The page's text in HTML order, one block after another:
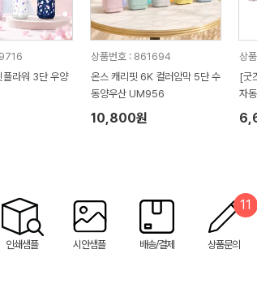
라워 3단 우양
상품번호 : 861694
온스 캐리핏 6K 컬러암막 5단 수
동양우산 UM956
10,800원
상
[굿
자
인쇄샘플 시안샘플 배송/결제 상품문의
11